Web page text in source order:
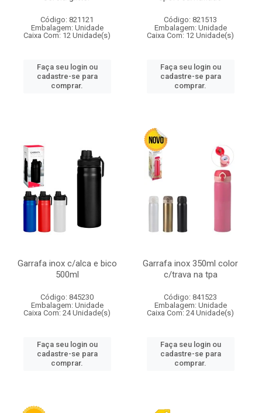
Código: 821121
Embalagem: Unidade
Caixa Com: 12 Unidade(s)
Faça seu login ou
cadastre-se para
comprar.
Código: 821513
Embalagem: Unidade
Caixa Com: 12 Unidade(s)
Faça seu login ou
cadastre-se para
comprar.
Garrafa inox c/alca e bico
500ml
Código: 845230
Embalagem: Unidade
Caixa Com: 24 Unidade(s)
Faça seu login ou
cadastre-se para
comprar.
Garrafa inox 350ml color
c/trava na tpa
Código: 841523
Embalagem: Unidade
Caixa Com: 24 Unidade(s)
Faça seu login ou
cadastre-se para
comprar.